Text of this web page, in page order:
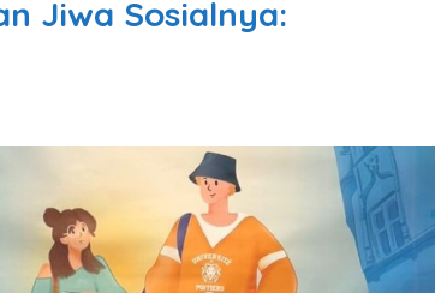
Jiwa Sosialnya: